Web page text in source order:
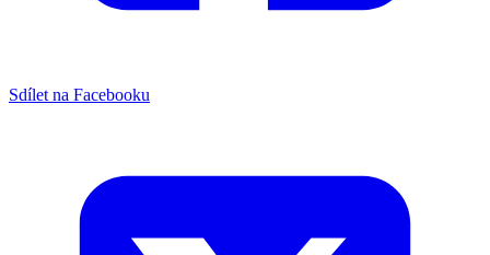
Sdílet na Facebooku